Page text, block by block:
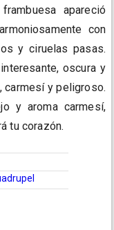
apareció
con
y ciruelas pasas.
oscura y
carmesí y peligroso.
y aroma carmesí,
tu corazón.